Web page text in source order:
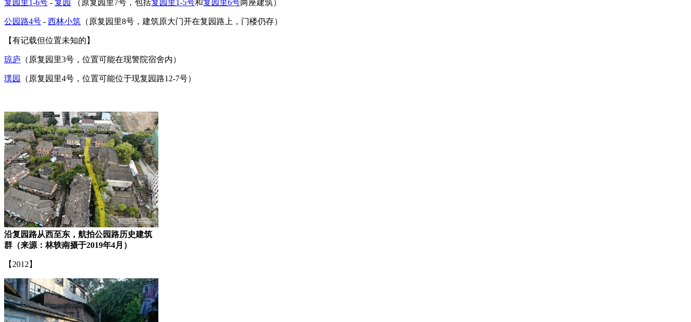
复园里1-6号 - 复园 （原复园里7号，包括复园里1-5号和复园里6号两座建筑）
公园路4号 - 西林小筑 （原复园里8号，建筑原大门开在复园路上，门楼仍存）
【有记载但位置未知的】
琼庐 （原复园里3号，位置可能在现警院宿舍内）
璞园 （原复园里4号，位置可能位于现复园路12-7号）
沿复园路从西至东，航拍公园路历史建筑
群（来源：林轶南摄于2019年4月）
【2012】